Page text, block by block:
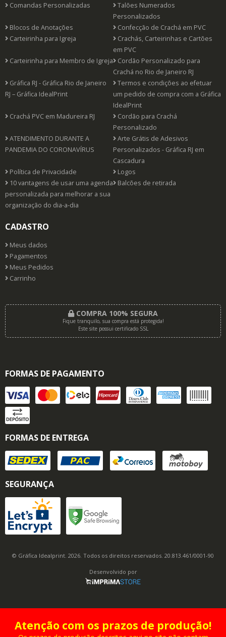
Comandas Personalizadas
Talões Numerados
Personalizados
Blocos de Anotações
Confecção de Crachá em PVC
Carteirinha para Igreja
Crachás, Carteirinhas e Cartões
em PVC
Carteirinha para Membro de Igreja
Cordão Personalizado para
Crachá no Rio de Janeiro RJ
Gráfica RJ - Gráfica Rio de Janeiro
RJ – Gráfica IdealPrint
Termos e condições ao efetuar
um pedido de compra com a Gráfica
IdealPrint
Crachá PVC em Madureira RJ
Cordão para Crachá
Personalizado
ATENDIMENTO DURANTE A
PANDEMIA DO CORONAVÍRUS
Arte Grátis de Adesivos
Personalizados - Gráfica RJ em
Cascadura
Política de Privacidade
Logos
10 vantagens de usar uma agenda
personalizada para melhorar a sua
organização do dia-a-dia
Balcões de retirada
CADASTRO
Meus dados
Pagamentos
Meus Pedidos
Carrinho
COMPRA 100% SEGURA
Fique tranquilo, sua compra está protegida!
Este site possui certificado SSL
FORMAS DE PAGAMENTO
FORMAS DE ENTREGA
SEGURANÇA
© Gráfica Idealprint. 2026. Todos os direitos reservados. 20.813.461/0001-90
Desenvolvido por
Atenção com os prazos de produção!